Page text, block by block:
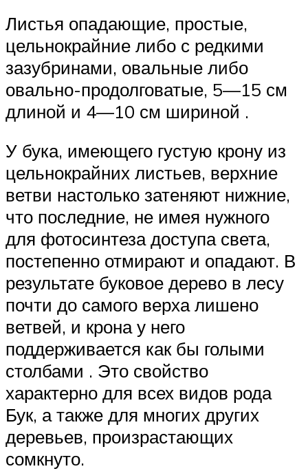
Листья опадающие, простые,
цельнокрайние либо с редкими
зазубринами, овальные либо
овально-продолговатые, 5—15 см
длиной и 4—10 см шириной .
У бука, имеющего густую крону из
цельнокрайних листьев, верхние
ветви настолько затеняют нижние,
что последние, не имея нужного
для фотосинтеза доступа света,
постепенно отмирают и опадают. В
результате буковое дерево в лесу
почти до самого верха лишено
ветвей, и крона у него
поддерживается как бы голыми
столбами . Это свойство
характерно для всех видов рода
Бук, а также для многих других
деревьев, произрастающих
сомкнуто.